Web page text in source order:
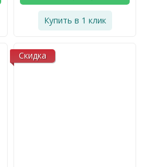
Купить в 1 клик
Скидка